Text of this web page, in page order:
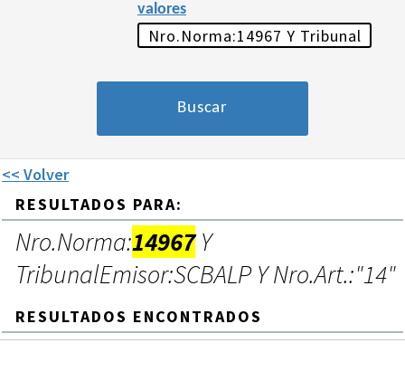
valores
<< Volver
RESULTADOS PARA:
Nro.Norma:14967Y
TribunalEmisor:SCBALP Y Nro.Art.:"14"
RESULTADOS ENCONTRADOS